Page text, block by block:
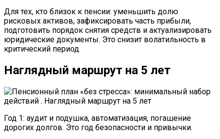
Для тех, кто близок к пенсии: уменьшить долю
рисковых активов, зафиксировать часть прибыли,
подготовить порядок снятия средств и актуализировать
юридические документы. Это снизит волатильность в
критический период.
Наглядный маршрут на 5 лет
Год 1: аудит и подушка, автоматизация, погашение
дорогих долгов. Это год безопасности и привычки.